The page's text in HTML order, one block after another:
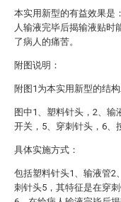
本实用新型的有益效果是
人输液完毕后揭输液贴时
了病人的痛苦。
附图说明：
附图1为本实用新型的结构
图中1、塑料针头，2、输
开关，5、穿刺针头，6、
具体实施方式：
包括塑料针头1、输液管2
刺针头5，其特征是在穿